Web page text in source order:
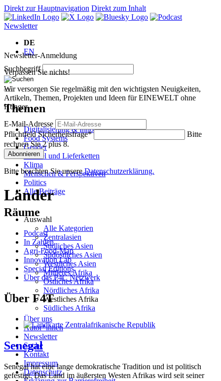
Direkt zur Hauptnavigation Direkt zum Inhalt
Newsletter
DE
EN
Suchbegriff
Themen
Digitalisierung & Innovation
Food Systems
Gender
Handel und Lieferketten
Klima
Menschen & Perspektiven
Politics
Alle Beiträge
Räume
Podcast
In Zahlen
Agri-Food-Map
Innovation Lab
Special Editions
Über das P4C Netzwerk
Über F4T
Über uns
Autor*innen
Newsletter
Suche
Kontakt
Impressum
Datenschutz
Newsletter-Anmeldung
Verpassen Sie nichts!
Wir versorgen Sie regelmäßig mit den wichtigsten Neuigkeiten,
Artikeln, Themen, Projekten und Ideen für EINEWELT ohne
Hunger.
E-Mail-Adresse
PflichtfeldSicherheitsfrage*
Bitte
rechnen Sie 2 plus 8.
Abonnieren
Bitte beachten Sie unsereDatenschutzerklärung.
Länder
Auswahl
Alle Kategorien
Zentralasien
Südliches Asien
Südöstliches Asien
Westliches Asien
Mittleres Afrika
Östliches Afrika
Nördliches Afrika
Westliches Afrika
Südliches Afrika
Senegal
Senegal hat eine lange demokratische Tradition und ist politisch
gefestigt. Das Land im äußersten Westen Afrikas wird seit seiner